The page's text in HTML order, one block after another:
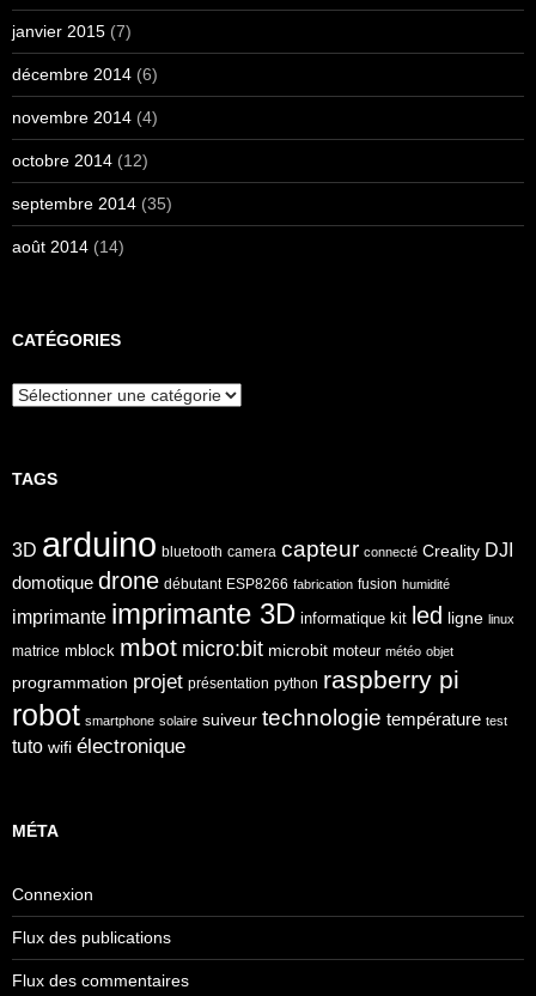
janvier 2015 (7)
décembre 2014 (6)
novembre 2014 (4)
octobre 2014 (12)
septembre 2014 (35)
août 2014 (14)
CATÉGORIES
Catégories
TAGS
3D arduino bluetooth camera capteur connecté Creality DJI
domotique drone débutant ESP8266 fabrication fusion humidité
imprimante imprimante 3D informatique kit led ligne linux
matrice mblock mbot micro:bit microbit moteur météo objet
programmation projet présentation python raspberry pi
robot smartphone solaire suiveur technologie température test
tuto wifi électronique
MÉTA
Connexion
Flux des publications
Flux des commentaires